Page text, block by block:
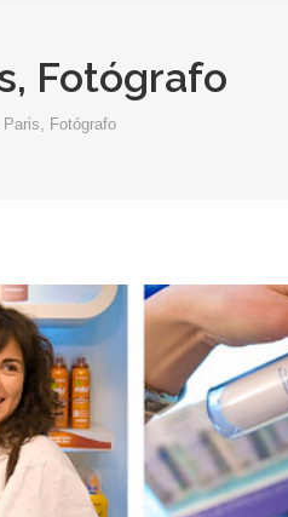
Fotógrafo
Fotógrafo